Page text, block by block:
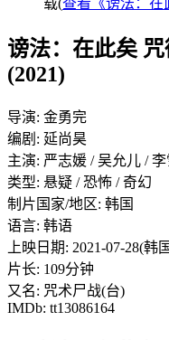
载(查看《谤法：在
谤法：在此矣 咒
(2021)
导演: 金勇完
编剧: 延尚昊
主演: 严志媛 / 吴允儿 / 李
类型: 悬疑 / 恐怖 / 奇幻
制片国家/地区: 韩国
语言: 韩语
上映日期: 2021-07-28(韩
片长: 109分钟
又名: 咒术尸战(台)
IMDb: tt13086164